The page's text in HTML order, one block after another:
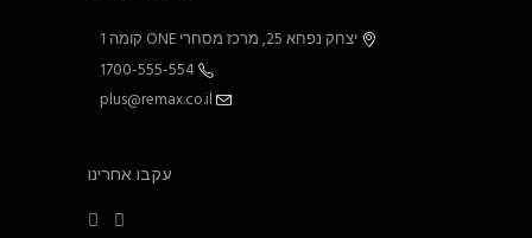
יצחק נפחא 25, מרכז מסחרי ONE קומה 1
1700-555-554
plus@remax.co.il
עקבו אחרינו